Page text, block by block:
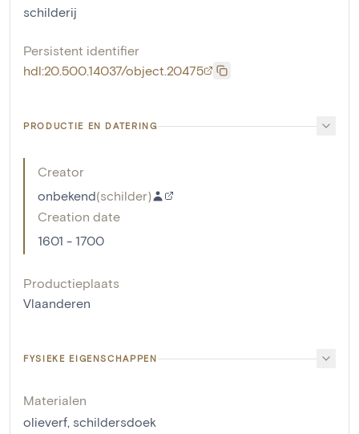
schilderij
Persistent identifier
hdl:20.500.14037/object.20475
PRODUCTIE EN DATERING
Creator
onbekend(schilder)
Creation date
1601 - 1700
Productieplaats
Vlaanderen
FYSIEKE EIGENSCHAPPEN
Materialen
olieverf, schildersdoek